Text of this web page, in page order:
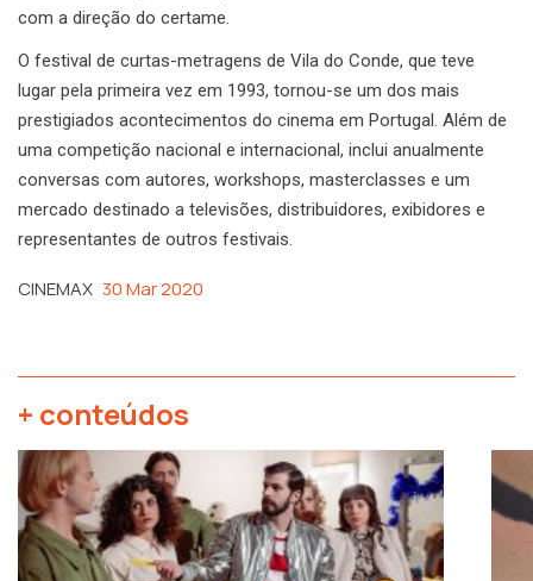
com a direção do certame.
O festival de curtas-metragens de Vila do Conde, que teve
lugar pela primeira vez em 1993, tornou-se um dos mais
prestigiados acontecimentos do cinema em Portugal. Além de
uma competição nacional e internacional, inclui anualmente
conversas com autores, workshops, masterclasses e um
mercado destinado a televisões, distribuidores, exibidores e
representantes de outros festivais.
CINEMAX 30 Mar 2020
+ conteúdos